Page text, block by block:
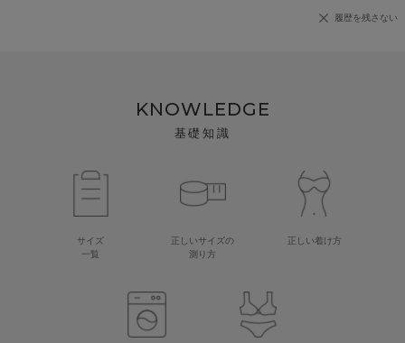
履歴を残さない
KNOWLEDGE
基礎知識
サイズ
一覧
正しいサイズの
測り方
正しい着け方